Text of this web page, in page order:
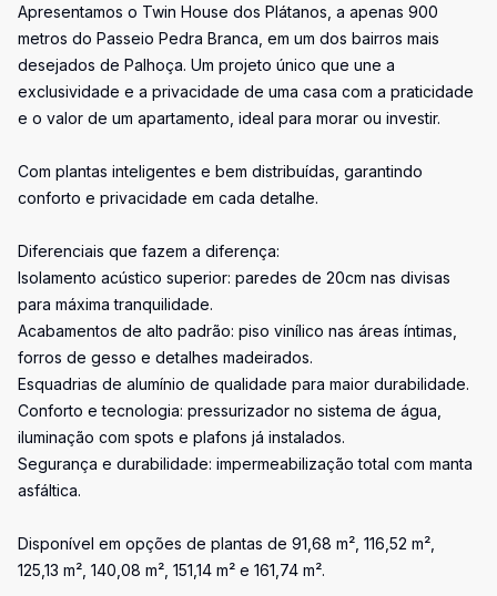
Apresentamos o Twin House dos Plátanos, a apenas 900
metros do Passeio Pedra Branca, em um dos bairros mais
desejados de Palhoça. Um projeto único que une a
exclusividade e a privacidade de uma casa com a praticidade
e o valor de um apartamento, ideal para morar ou investir.
Com plantas inteligentes e bem distribuídas, garantindo
conforto e privacidade em cada detalhe.
Diferenciais que fazem a diferença:
Isolamento acústico superior: paredes de 20cm nas divisas
para máxima tranquilidade.
Acabamentos de alto padrão: piso vinílico nas áreas íntimas,
forros de gesso e detalhes madeirados.
Esquadrias de alumínio de qualidade para maior durabilidade.
Conforto e tecnologia: pressurizador no sistema de água,
iluminação com spots e plafons já instalados.
Segurança e durabilidade: impermeabilização total com manta
asfáltica.
Disponível em opções de plantas de 91,68 m², 116,52 m²,
125,13 m², 140,08 m², 151,14 m² e 161,74 m².